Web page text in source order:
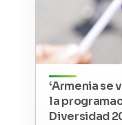
‘Armenia se
la
Diversidad